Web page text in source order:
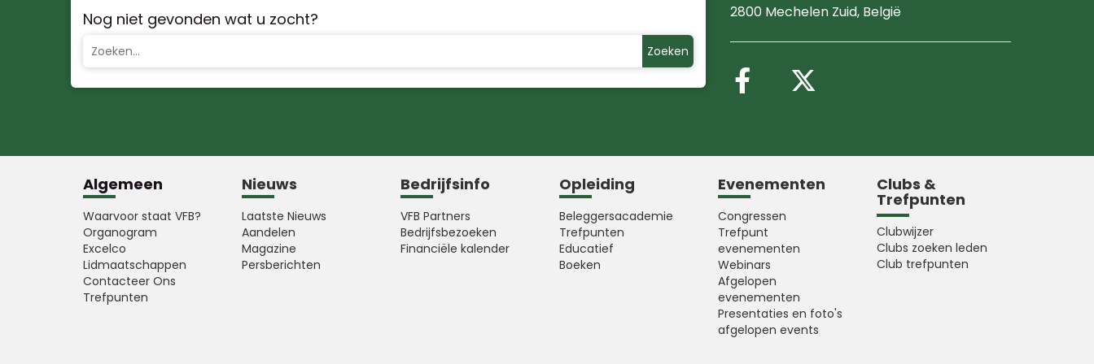
Nog niet gevonden wat u zocht?
Zoeken
2800 Mechelen Zuid, België
Volg ons op Facebook
Algemeen
Waarvoor staat VFB?
Organogram
Excelco
Lidmaatschappen
Contacteer Ons
Trefpunten
Nieuws
Laatste Nieuws
Aandelen
Magazine
Persberichten
Bedrijfsinfo
VFB Partners
Bedrijfsbezoeken
Financiële kalender
Opleiding
Beleggersacademie
Trefpunten
Educatief
Boeken
Evenementen
Congressen
Trefpunt
evenementen
Webinars
Afgelopen
evenementen
Presentaties en foto's
afgelopen events
Clubs &
Trefpunten
Clubwijzer
Clubs zoeken leden
Club trefpunten